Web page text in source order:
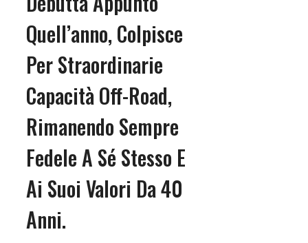
Quell’anno, Colpisce
Per Straordinarie
Capacità Off-Road,
Rimanendo Sempre
Fedele A Sé Stesso E
Ai Suoi Valori Da 40
Anni.